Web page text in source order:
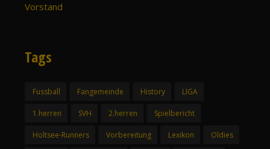
Vorstand
Tags
Fussball Fangemeinde History LIGA
1.herren SVH 2.herren Spielbericht
Holtsee-Runners Vorbereitung Lexikon Oldies